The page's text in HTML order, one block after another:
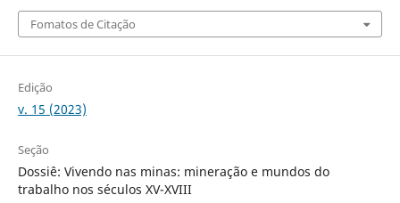
Fomatos de Citação
Edição
v. 15 (2023)
Seção
Dossiê: Vivendo nas minas: mineração e mundos do
trabalho nos séculos XV-XVIII